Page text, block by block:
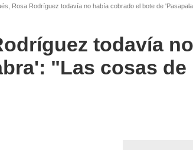
Rosa Rodríguez todavía no había cobrado el bote de 'Pasapalabra':
todavía
"Las cosas de